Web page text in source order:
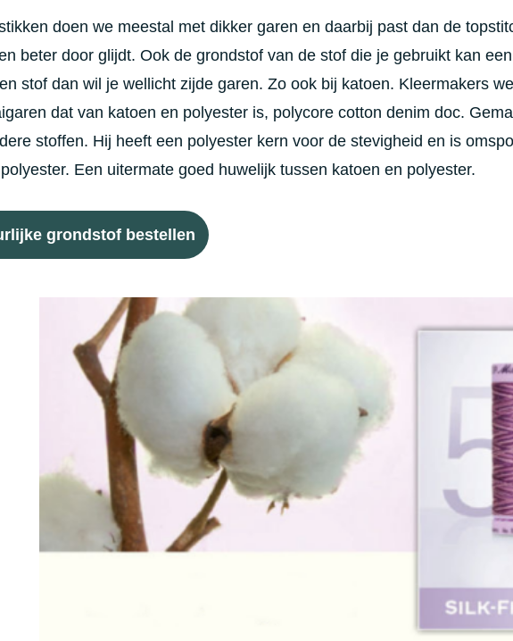
doen we meestal met dikker garen en daarbij past dan de
beter door glijdt. Ook de grondstof van de stof die je gebruikt kan
stof dan wil je wellicht zijde garen. Zo ook bij katoen. Kleermakers
dat van katoen en polyester is, polycore cotton denim doc.
stoffen. Hij heeft een polyester kern voor de stevigheid en is
Een uitermate goed huwelijk tussen katoen en polyester.
grondstof bestellen